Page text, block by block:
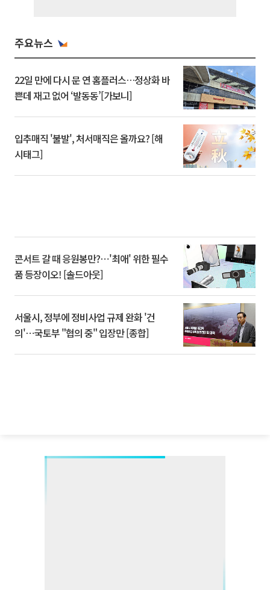
주요뉴스
22일 만에 다시 문 연 홈플러스…정상화 바
쁜데 재고 없어 ‘발동동’[가보니]
입추매직 '불발', 처서매직은 올까요? [해
시태그]
콘서트 갈 때 응원봉만?⋯'최애' 위한 필수
품 등장이오! [솔드아웃]
서울시, 정부에 정비사업 규제 완화 '건
의'⋯국토부 "협의 중" 입장만 [종합]